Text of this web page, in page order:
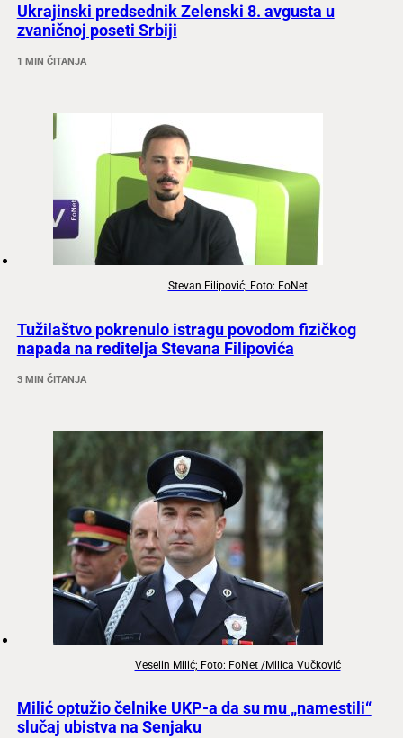
Ukrajinski predsednik Zelenski 8. avgusta u
zvaničnoj poseti Srbiji
1 MIN ČITANJA
Stevan Filipović; Foto: FoNet
Tužilaštvo pokrenulo istragu povodom fizičkog
napada na reditelja Stevana Filipovića
3 MIN ČITANJA
Veselin Milić; Foto: FoNet /Milica Vučković
Milić optužio čelnike UKP-a da su mu „namestili“
slučaj ubistva na Senjaku